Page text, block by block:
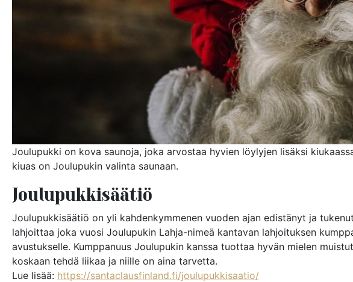
Joulupukki on kova saunoja, joka arvostaa hyvien löylyjen lisäksi
kiuas on Joulupukin valinta saunaan.
Joulupukkisäätiö
Joulupukkisäätiö on yli kahdenkymmenen vuoden ajan edistänyt ja
lahjoittaa joka vuosi Joulupukin Lahja-nimeä kantavan lahjoituksen
avustukselle. Kumppanuus Joulupukin kanssa tuottaa hyvän mielen
koskaan tehdä liikaa ja niille on aina tarvetta.
Lue lisää: https://santaclausfinland.fi/joulupukkisaatio/